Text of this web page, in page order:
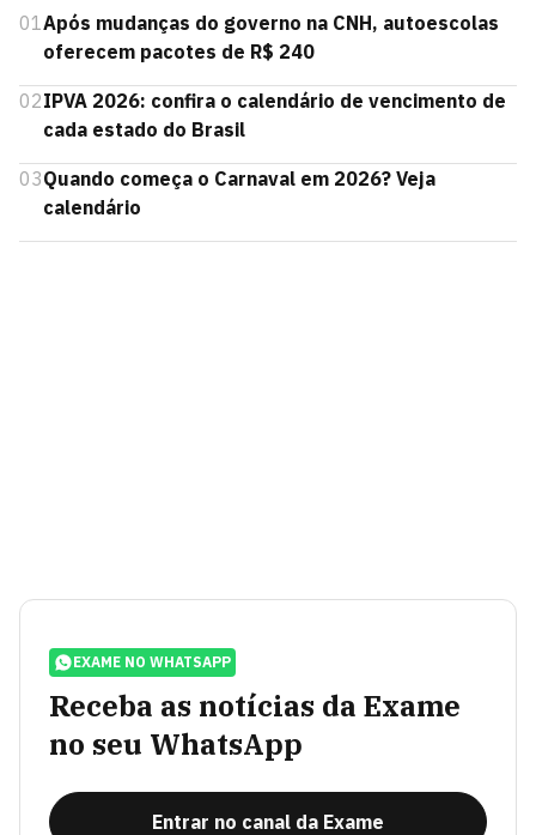
01Após mudanças do governo na CNH, autoescolas
oferecem pacotes de R$ 240
02IPVA 2026: confira o calendário de vencimento de
cada estado do Brasil
03Quando começa o Carnaval em 2026? Veja
calendário
EXAME NO WHATSAPP
Receba as notícias da Exame
no seu WhatsApp
Entrar no canal da Exame